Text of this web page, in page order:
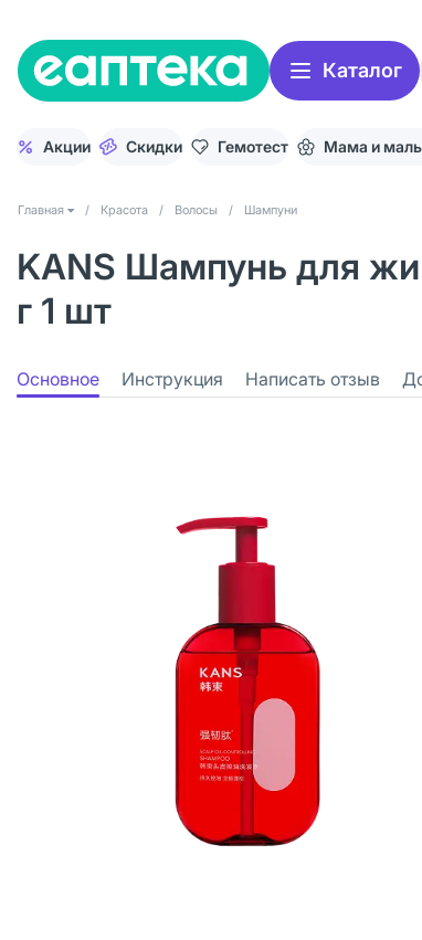
Каталог
Акции Скидки Гемотест Мама и
Главная / Красота / Волосы / Шампуни
KANS Шампунь для
г 1 шт
Основное Инструкция Написать отзыв